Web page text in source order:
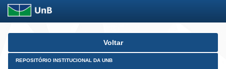
Skip
Voltar
REPOSITÓRIO INSTITUCIONAL DA UNB